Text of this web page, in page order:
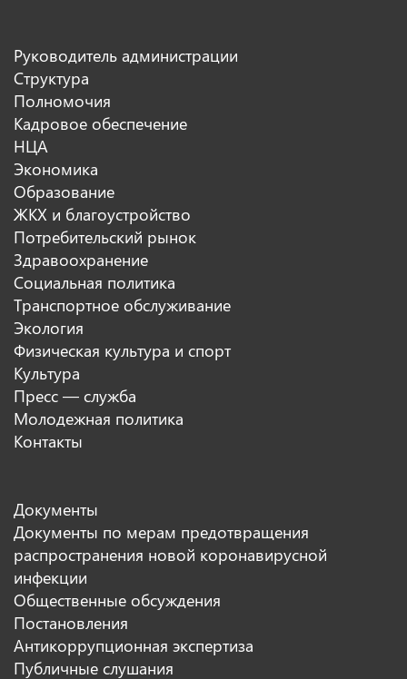
Руководитель администрации
Структура
Полномочия
Кадровое обеспечение
НЦА
Экономика
Образование
ЖКХ и благоустройство
Потребительский рынок
Здравоохранение
Социальная политика
Транспортное обслуживание
Экология
Физическая культура и спорт
Культура
Пресс — служба
Молодежная политика
Контакты
Документы
Документы по мерам предотвращения
распространения новой коронавирусной
инфекции
Общественные обсуждения
Постановления
Антикоррупционная экспертиза
Публичные слушания